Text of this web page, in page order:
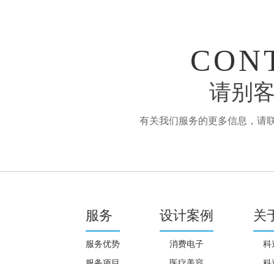
请别
有关我们服务的更多信息，请
服务
服务优势
设计案例
消费电子
关
科